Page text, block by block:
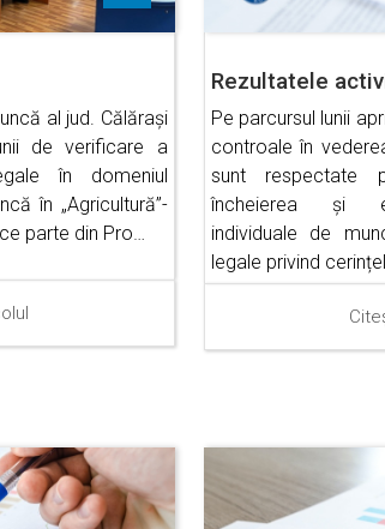
al jud. Călăraşi
de verificare a
în domeniul
în „Agricultură”-
parte din Pro…
Rezultatele
Pe parcursul lunii
controale în
sunt respectate
încheierea și
individuale de
legale privind